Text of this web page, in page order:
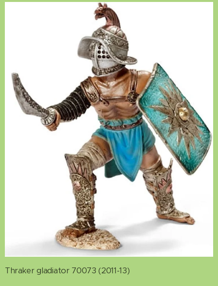
Thraker gladiator 70073 (2011-13)